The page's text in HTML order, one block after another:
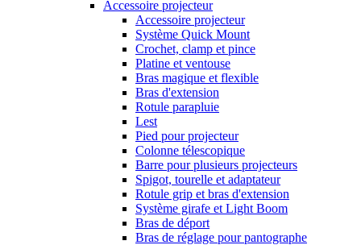
Accessoire projecteur
Accessoire projecteur
Système Quick Mount
Crochet, clamp et pince
Platine et ventouse
Bras magique et flexible
Bras d'extension
Rotule parapluie
Lest
Pied pour projecteur
Colonne télescopique
Barre pour plusieurs projecteurs
Spigot, tourelle et adaptateur
Rotule grip et bras d'extension
Système girafe et Light Boom
Bras de déport
Bras de réglage pour pantographe